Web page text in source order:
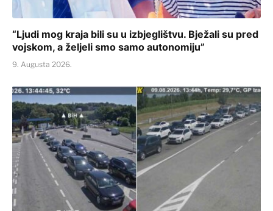
“Ljudi mog kraja bili su u izbjeglištvu. Bježali su pred
vojskom, a željeli smo samo autonomiju”
9. Augusta 2026.